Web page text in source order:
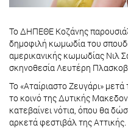
Το ΔΗΠΕΘΕ Κοζάνης
δημοφιλή κωμωδία του
αμερικανικής κωμωδίας Νιλ
σκηνοθεσία Λευτέρη
Το «Αταίριαστο Ζευγάρι»
το κοινό της Δυτικής
κατεβαίνει νότια, όπου θα
αρκετά φεστιβάλ της Αττικής.